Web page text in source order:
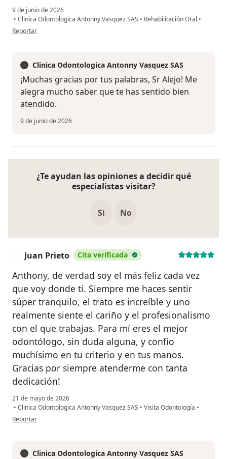
9 de junio de 2026
• Clinica Odontologica Antonny Vasquez SAS • Rehabilitación Oral •
en opinión del usuario Alejo hernandez
Reportar
Clinica Odontologica Antonny Vasquez SAS
¡Muchas gracias por tus palabras, Sr Alejo! Me
alegra mucho saber que te has sentido bien
atendido.
9 de junio de 2026
¿Te ayudan las opiniones a decidir qué
especialistas visitar?
Si No
Juan Prieto Cita verificada
Anthony, de verdad soy el más feliz cada vez
que voy donde ti. Siempre me haces sentir
súper tranquilo, el trato es increíble y uno
realmente siente el cariño y el profesionalismo
con el que trabajas. Para mí eres el mejor
odontólogo, sin duda alguna, y confío
muchísimo en tu criterio y en tus manos.
Gracias por siempre atenderme con tanta
dedicación!
21 de mayo de 2026
• Clinica Odontologica Antonny Vasquez SAS • Visita Odontología •
en opinión del usuario Juan Prieto
Reportar
Clinica Odontologica Antonny Vasquez SAS